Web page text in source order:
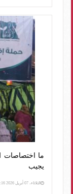
ما اختصاصات
يجيب
الثلاثاء، 07 أبريل 2026 11:16 ص